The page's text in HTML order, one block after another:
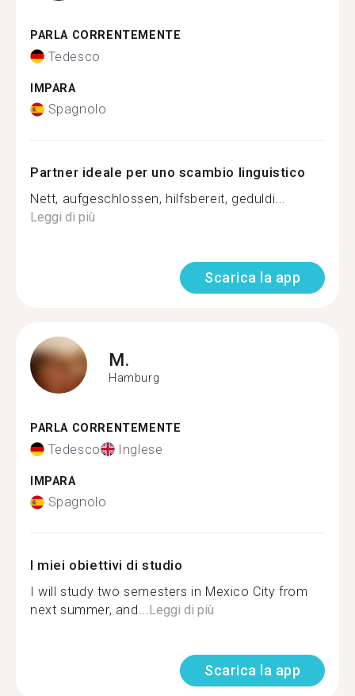
PARLA CORRENTEMENTE
Tedesco
IMPARA
Spagnolo
Partner ideale per uno scambio linguistico
Nett, aufgeschlossen, hilfsbereit, geduldi...
Leggi di più
Scarica la app
M.
Hamburg
PARLA CORRENTEMENTE
Tedesco Inglese
IMPARA
Spagnolo
I miei obiettivi di studio
I will study two semesters in Mexico City from
next summer, and...Leggi di più
Scarica la app